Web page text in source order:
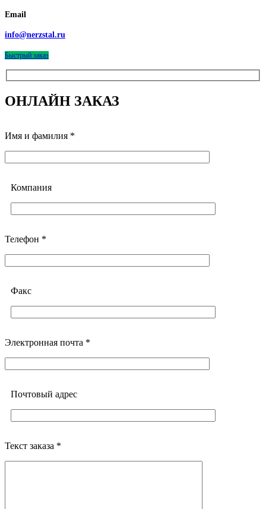
Email
info@nerzstal.ru
Быстрый заказ
ОНЛАЙН ЗАКАЗ
Имя и фамилия *
Компания
Телефон *
Факс
Электронная почта *
Почтовый адреc
Текст заказа *